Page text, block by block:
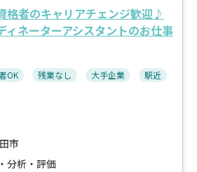
格者のキャリアチェンジ歓迎♪
ネーターアシスタントのお仕事
OK 残業なし 大手企業
駅近
市
分析・評価